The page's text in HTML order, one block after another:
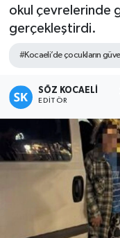
okul çevrelerinde
gerçekleştirdi.
#Kocaeli’de çocukların
SÖZ KOCAELI
EDITÖR
Son Dakika
Haber Arşivi